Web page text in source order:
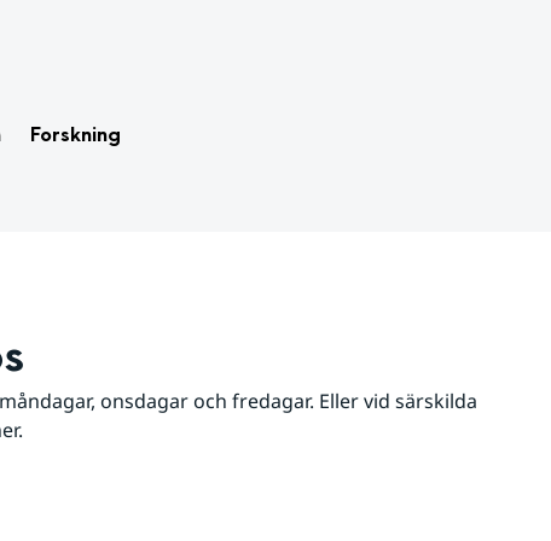
Forskning
onsdagar och fredagar. Eller vid särskilda